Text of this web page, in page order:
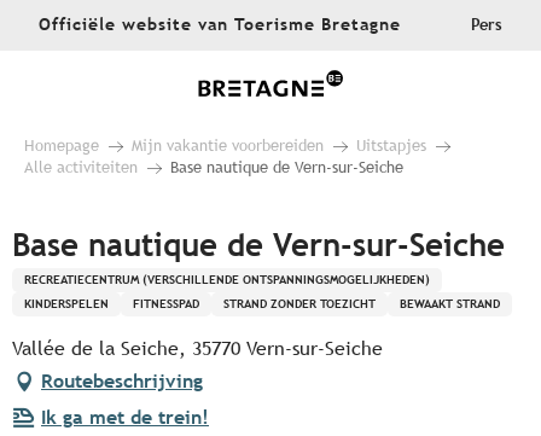
AllerOfficiële website van Toerisme Bretagne Pers
Homepage Mijn vakantie voorbereiden
Uitstapjes
Alle activiteiten
Base nautique de Vern-sur-Seiche
Base nautique de Vern-sur-Seiche
RECREATIECENTRUM (VERSCHILLENDE ONTSPANNINGSMOGELIJKHEDEN)
KINDERSPELEN
FITNESSPAD STRAND ZONDER TOEZICHT BEWAAKT STRAND
Vallée de la Seiche, 35770 Vern-sur-Seiche
Routebeschrijving
Ik ga met de trein!